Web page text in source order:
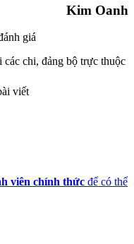
Kim Oanh
giá
chi, đảng bộ trực thuộc
viết
viên chính thức để có thể